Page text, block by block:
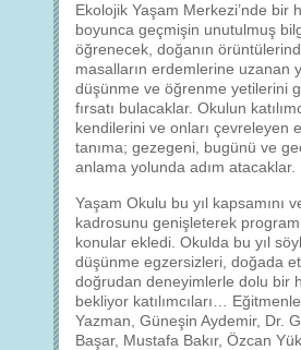
Ekolojik Yaşam Merkezi’nde bir
boyunca geçmişin unutulmuş
öğrenecek, doğanın
masalların erdemlerine uzanan
düşünme ve öğrenme yetilerini
fırsatı bulacaklar. Okulun
kendilerini ve onları çevreleyen
tanıma; gezegeni, bugünü ve
anlama yolunda adım atacaklar.
Yaşam Okulu bu yıl kapsamını
kadrosunu genişleterek
konular ekledi. Okulda bu yıl
düşünme egzersizleri, doğada
doğrudan deneyimlerle dolu bir
bekliyor katılımcıları…
Yazman, Güneşin Aydemir, Dr.
Başar, Mustafa Bakır, Özcan